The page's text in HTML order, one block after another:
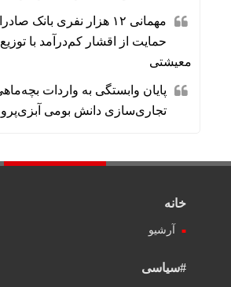
مهمانی ۱۲ هزار نفری بانک
حمایت از اقشار کم‌درآمد با
معیشتی
پایان وابستگی به واردات
تجاری‌سازی دانش بومی
خانه
آرشیو
#سیاسی